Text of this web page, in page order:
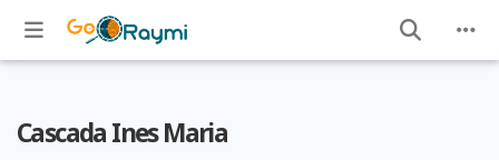
Cascada Ines Maria